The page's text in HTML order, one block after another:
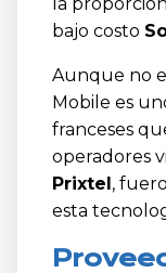
bajo costo
Aunque no
Mobile es
franceses
operadores
Prixtel,
esta